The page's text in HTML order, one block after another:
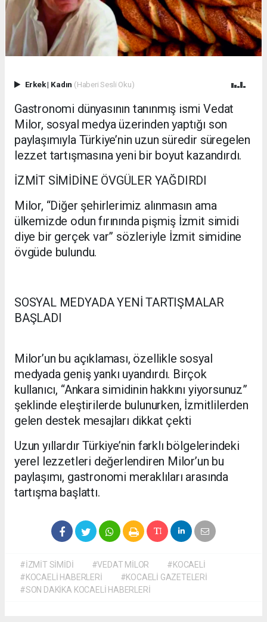
Erkek| Kadın (Haberi Sesli Oku)
Gastronomi dünyasının tanınmış ismi Vedat
Milor, sosyal medya üzerinden yaptığı son
paylaşımıyla Türkiye’nin uzun süredir süregelen
lezzet tartışmasına yeni bir boyut kazandırdı.
İZMİT SİMİDİNE ÖVGÜLER YAĞDIRDI
Milor, “Diğer şehirlerimiz alınmasın ama
ülkemizde odun fırınında pişmiş İzmit simidi
diye bir gerçek var” sözleriyle İzmit simidine
övgüde bulundu.
SOSYAL MEDYADA YENİ TARTIŞMALAR
BAŞLADI
Milor’un bu açıklaması, özellikle sosyal
medyada geniş yankı uyandırdı. Birçok
kullanıcı, “Ankara simidinin hakkını yiyorsunuz”
şeklinde eleştirilerde bulunurken, İzmitlilerden
gelen destek mesajları dikkat çekti
Uzun yıllardır Türkiye’nin farklı bölgelerindeki
yerel lezzetleri değerlendiren Milor’un bu
paylaşımı, gastronomi meraklıları arasında
tartışma başlattı.
#İZMİT SİMİDİ #VEDAT MİLOR
#KOCAELİ
#KOCAELİ HABERLERİ
#KOCAELİ GAZETELERİ
#SON DAKİKA KOCAELİ HABERLERİ